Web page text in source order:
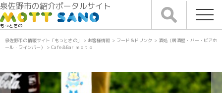
泉佐野市の紹介ポータルサイト
もっとさの
泉佐野市の情報サイト「もっとさの」 > お客様情報 > フード＆ドリンク > 酒処（居酒屋・バー・ビアホ
ール・ワインバー）
> Cafe＆Bar ｍｏｔｏ